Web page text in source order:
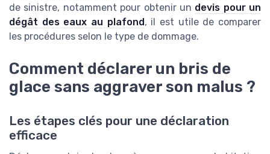
de sinistre, notamment pour obtenir un devis pour un
dégât des eaux au plafond , il est utile de comparer
les procédures selon le type de dommage.
Comment déclarer un bris de
glace sans aggraver son malus ?
Les étapes clés pour une déclaration
efficace